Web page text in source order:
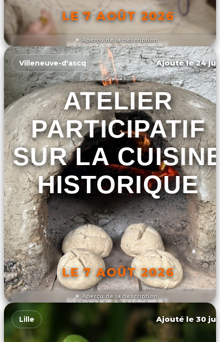
Aperçu de la description
LE 7 AOÛT 2026
DÉCOUVRIR L'ÉVÉNEMENT
Aperçu de la description
Villeneuve-d'ascq Ajouté le 24
ATELIER
PARTICIPATIF
SUR LA
HISTORIQUE
LE 7 AOÛT 2026
DÉCOUVRIR L'ÉVÉNEMENT
Lille Ajouté le 30